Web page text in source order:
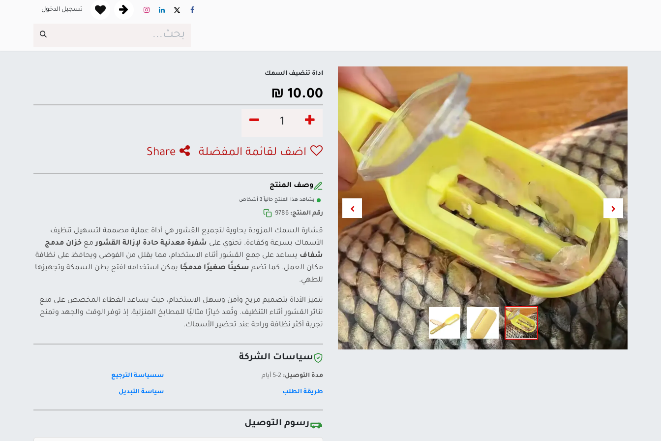
تسجيل الدخول
اداة تنضيف السمك
10.00
₪
اضف لقائمة المفضلة Share
وصف المنتج
يشاهد هذا المنتج حالياً 3 أشخاص
رقم المنتج: 9786
قشارة السمك المزودة بحاوية لتجميع القشور هي أداة عملية مصممة لتسهيل تنظيف
الأسماك بسرعة وكفاءة. تحتوي على شفرة معدنية حادة لإزالة القشورمع خزان مدمج
شفاف يساعد على جمع القشور أثناء الاستخدام، مما يقلل من الفوضى ويحافظ على نظافة
مكان العمل. كما تضم سكينًا صغيرًا مدمجًا يمكن استخدامه لفتح بطن السمكة وتجهيزها
للطهي.
تتميز الأداة بتصميم مريح وآمن وسهل الاستخدام، حيث يساعد الغطاء المخصص على منع
تناثر القشور أثناء التنظيف. وتُعد خيارًا مثاليًا للمطابخ المنزلية، إذ توفر الوقت والجهد وتمنح
تجربة أكثر نظافة وراحة عند تحضير الأسماك.
سياسات الشركة
مدة التوصيل: سسياسة الترجيع
طريقة الطلب سياسة التبديل
رسوم التوصيل